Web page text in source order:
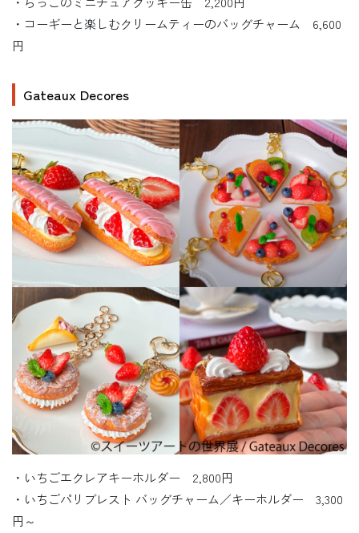
・コーギーと楽しむクリームティーのバッグチャーム 6,600
円
Gateaux Decores
・いちごエクレアキーホルダー 2,800円
・いちごパリブレスト バッグチャーム／キーホルダー 3,300
円～